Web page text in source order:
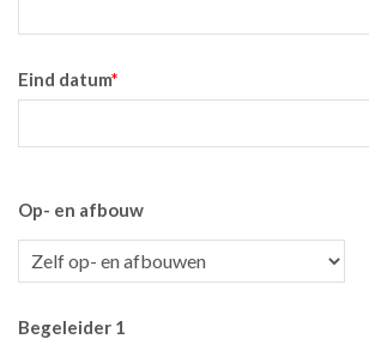
Eind datum*
Op- en afbouw
Begeleider 1